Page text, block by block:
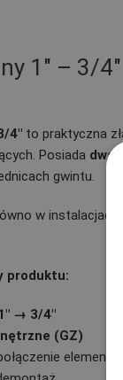
1″ – 3/
4″ to praktyczna
Posiada dwa
gwintu.
w
produktu:
→ 3/4″
(GZ)